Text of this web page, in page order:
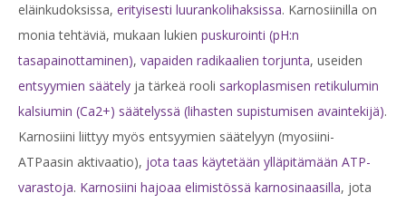
eläinkudoksissa, erityisesti luurankolihaksissa. Karnosiinilla on
monia tehtäviä, mukaan lukien puskurointi (pH:n
tasapainottaminen), vapaiden radikaalien torjunta, useiden
entsyymien säätely ja tärkeä rooli sarkoplasmisen retikulumin
kalsiumin (Ca2+) säätelyssä (lihasten supistumisen avaintekijä).
Karnosiini liittyy myös entsyymien säätelyyn (myosiini-
ATPaasin aktivaatio), jota taas käytetään ylläpitämään ATP-
varastoja. Karnosiini hajoaa elimistössä karnosinaasilla, jota